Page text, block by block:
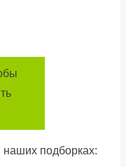
подборках: